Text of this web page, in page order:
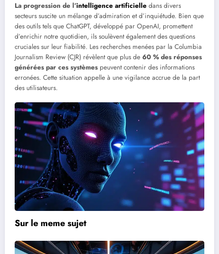
La progression de l’intelligence artificielle dans divers
secteurs suscite un mélange d’admiration et d’inquiétude. Bien que
des outils tels que ChatGPT, développé par OpenAI, promettent
d’enrichir notre quotidien, ils soulèvent également des questions
cruciales sur leur fiabilité. Les recherches menées par la Columbia
Journalism Review (CJR) révèlent que plus de 60 % des réponses
générées par ces systèmes peuvent contenir des informations
erronées. Cette situation appelle à une vigilance accrue de la part
des utilisateurs.
Sur le meme sujet